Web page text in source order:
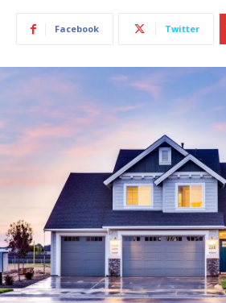
Facebook Twitter